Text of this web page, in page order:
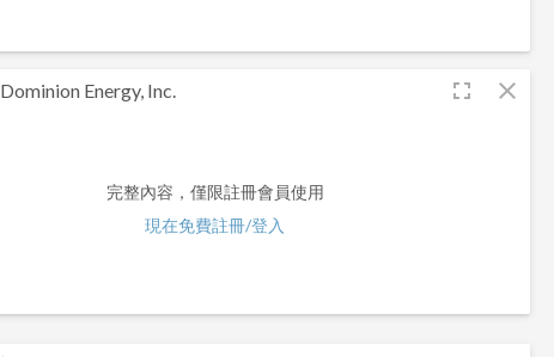
Dominion Energy, Inc. fullscreen close
完整內容，僅限註冊會員使用
現在免費註冊/登入